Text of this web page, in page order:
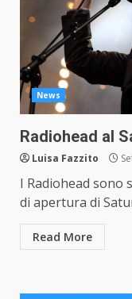
News
Radiohead al
Luisa Fazzito
I Radiohead
di apertura di
Read More